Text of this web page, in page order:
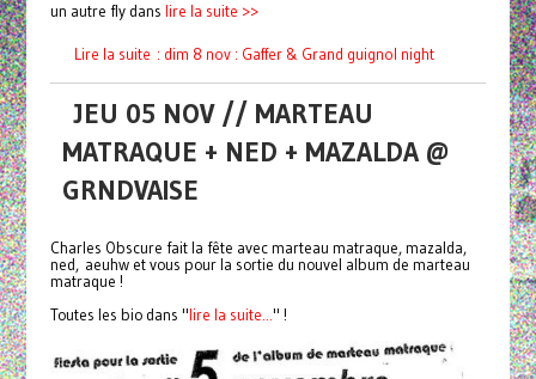
un autre fly dans lire la suite >>
Lire la suite : dim 8 nov : Gaffer & Grand guignol night
JEU 05 NOV // MARTEAU
MATRAQUE + NED + MAZALDA @
GRNDVAISE
Charles Obscure fait la fête avec marteau matraque, mazalda,
ned, aeuhw et vous pour la sortie du nouvel album de marteau
matraque !
Toutes les bio dans "lire la suite..." !